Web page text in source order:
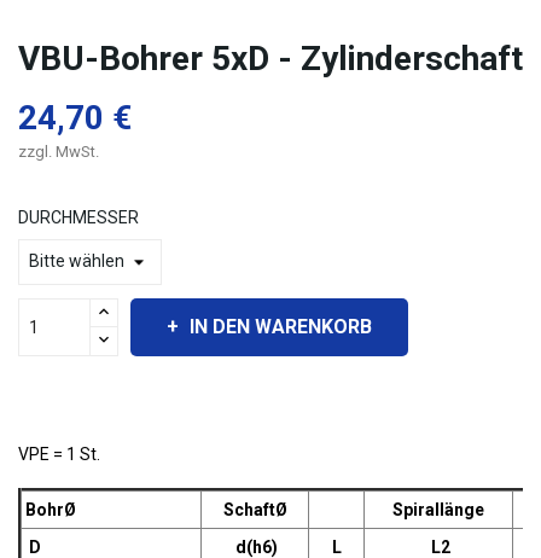
VBU-Bohrer 5xD - Zylinderschaft
24,70 €
zzgl. MwSt.
DURCHMESSER
IN DEN WARENKORB
VPE = 1 St.
BohrØ SchaftØ Spirallänge
D
d(h6) L
L2